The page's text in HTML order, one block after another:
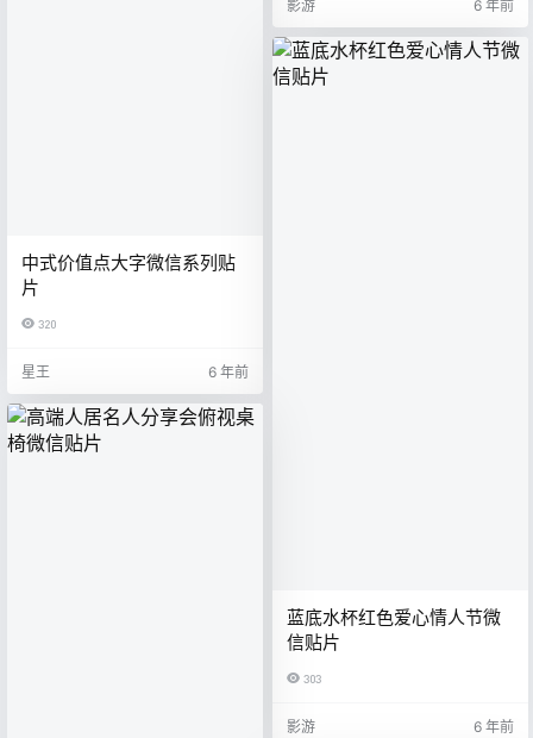
影游 6 年前
中式价值点大字微信系列贴
片
320
星王 6 年前
蓝底水杯红色爱心情人节微
信贴片
303
影游 6 年前